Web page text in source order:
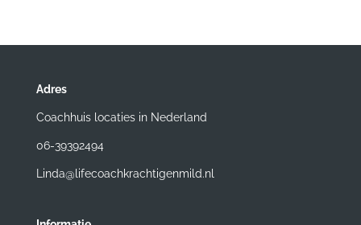
Adres
Coachhuis locaties in Nederland
06-39392494
Linda@lifecoachkrachtigenmild.nl